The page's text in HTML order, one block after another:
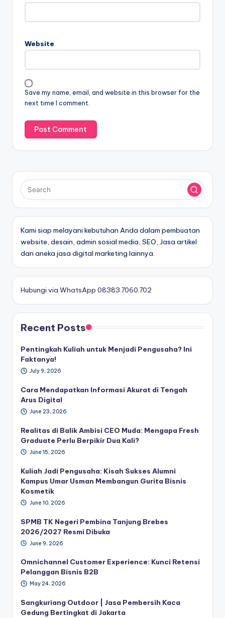
Website
Save my name, email, and website in this browser for the
next time I comment.
Kami siap melayani kebutuhan Anda dalam pembuatan
website, desain, admin sosial media, SEO, Jasa artikel
dan aneka jasa digital marketing lainnya.
Hubungi via WhatsApp 08383.7060.702
Recent Posts
Pentingkah Kuliah untuk Menjadi Pengusaha? Ini
Faktanya!
July 9, 2026
Cara Mendapatkan Informasi Akurat di Tengah
Arus Digital
June 23, 2026
Realitas di Balik Ambisi CEO Muda: Mengapa Fresh
Graduate Perlu Berpikir Dua Kali?
June 15, 2026
Kuliah Jadi Pengusaha: Kisah Sukses Alumni
Kampus Umar Usman Membangun Gurita Bisnis
Kosmetik
June 10, 2026
SPMB TK Negeri Pembina Tanjung Brebes
2026/2027 Resmi Dibuka
June 9, 2026
Omnichannel Customer Experience: Kunci Retensi
Pelanggan Bisnis B2B
May 24, 2026
Sangkuriang Outdoor | Jasa Pembersih Kaca
Gedung Bertingkat di Jakarta